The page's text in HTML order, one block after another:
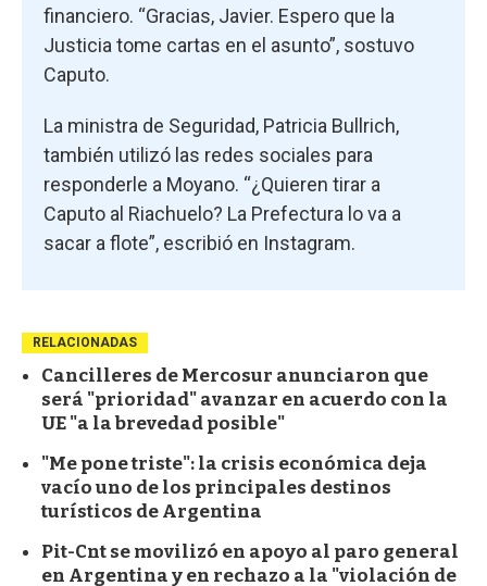
financiero. “Gracias, Javier. Espero que la
Justicia tome cartas en el asunto”, sostuvo
Caputo.
La ministra de Seguridad, Patricia Bullrich,
también utilizó las redes sociales para
responderle a Moyano. “¿Quieren tirar a
Caputo al Riachuelo? La Prefectura lo va a
sacar a flote”, escribió en Instagram.
RELACIONADAS
Cancilleres de Mercosur anunciaron que
será "prioridad" avanzar en acuerdo con la
UE "a la brevedad posible"
"Me pone triste": la crisis económica deja
vacío uno de los principales destinos
turísticos de Argentina
Pit-Cnt se movilizó en apoyo al paro general
en Argentina y en rechazo a la "violación de